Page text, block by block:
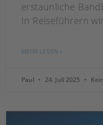
erstaunliche
In Reiseführern
MEHR LESEN »
Paul 24. Juli 2025